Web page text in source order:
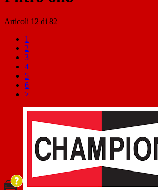
Articoli 12 di 82
1
2
3
4
5
6
>